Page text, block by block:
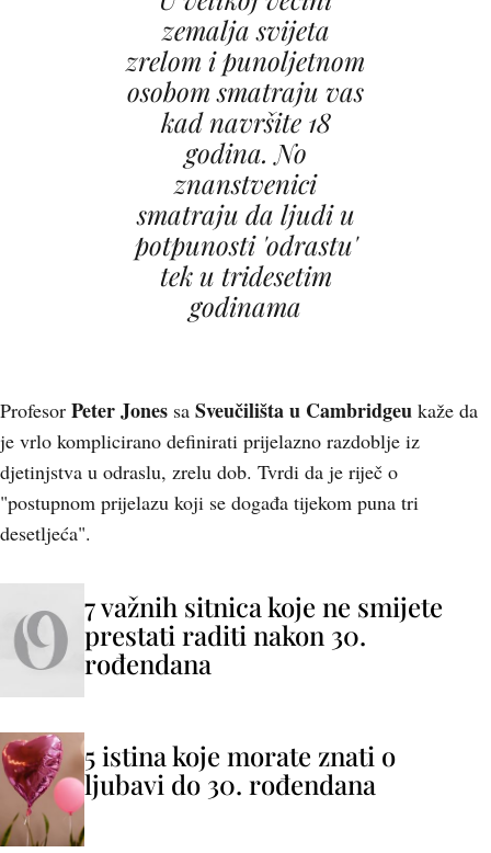
zemalja svijeta
zrelom i punoljetnom
osobom smatraju vas
kad navršite 18
godina. No
znanstvenici
smatraju da ljudi u
potpunosti 'odrastu'
tek u tridesetim
godinama
Profesor Peter Jones sa Sveučilišta u Cambridgeu kaže da
je vrlo komplicirano definirati prijelazno razdoblje iz
djetinjstva u odraslu, zrelu dob. Tvrdi da je riječ o
"postupnom prijelazu koji se događa tijekom puna tri
desetljeća".
7 važnih sitnica koje ne smijete
prestati raditi nakon 30.
rođendana
5 istina koje morate znati o
ljubavi do 30. rođendana